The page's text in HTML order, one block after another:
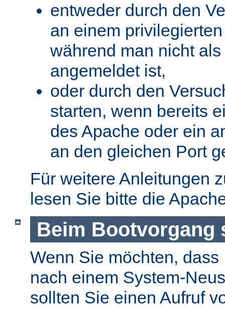
entweder durch den
an einem
während man nicht
angemeldet ist,
oder durch den
starten, wenn bereits
des Apache oder ein
an den gleichen Port
Für weitere Anleitungen
lesen Sie bitte die
Beim Bootvorgang
Wenn Sie möchten,
nach einem System-
sollten Sie einen Aufruf